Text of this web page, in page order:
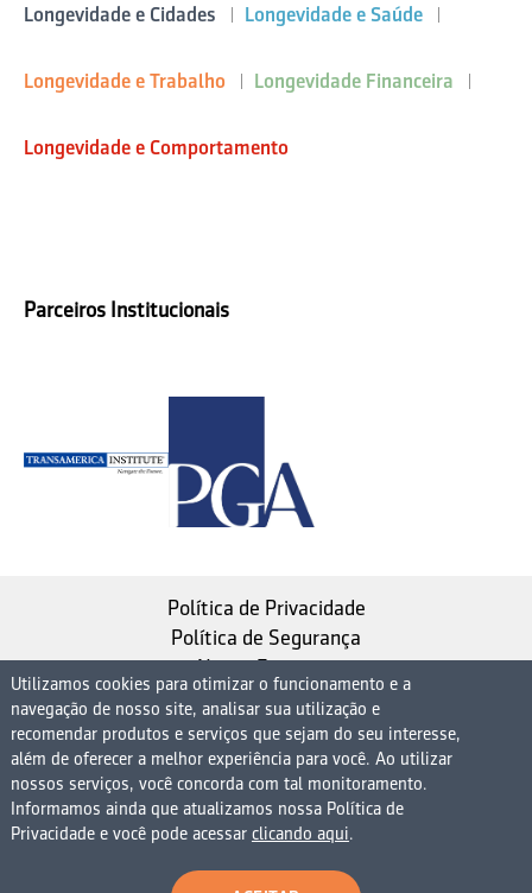
Longevidade e Cidades Longevidade e Saúde
Longevidade e Trabalho Longevidade Financeira
Longevidade e Comportamento
Parceiros Institucionais
Política de Privacidade
Política de Segurança
Nosso Estatuto
Instituto de Longevidade MAG, uma empresa do
Grupo MAG
| CNPJ 08.474.765/0001-75
Avenida Presidente Juscelino Kubitschek, 1830, 15º
andar bloco 1 (parte), Condomínio Edifício São Luiz -
Vila Nova Conceição
Utilizamos cookies para otimizar o funcionamento e a
navegação de nosso site, analisar sua utilização e
recomendar produtos e serviços que sejam do seu interesse,
além de oferecer a melhor experiência para você. Ao utilizar
nossos serviços, você concorda com tal monitoramento.
Informamos ainda que atualizamos nossa Política de
Privacidade e você pode acessar clicando aqui.